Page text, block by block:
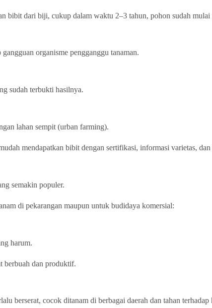
bibit dari biji, cukup dalam waktu 2–3 tahun, pohon sudah mulai
organisme pengganggu tanaman.
sudah terbukti hasilnya.
lahan sempit (urban farming).
mendapatkan bibit dengan sertifikasi, informasi varietas, dan
semakin populer.
di pekarangan maupun untuk budidaya komersial:
harum.
berbuah dan produktif.
berserat, cocok ditanam di berbagai daerah dan tahan terhadap